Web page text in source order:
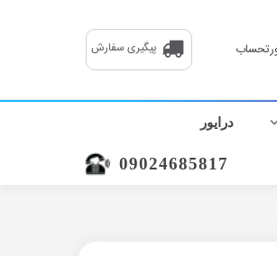
پیگیری سفارش
درایور
09024685817